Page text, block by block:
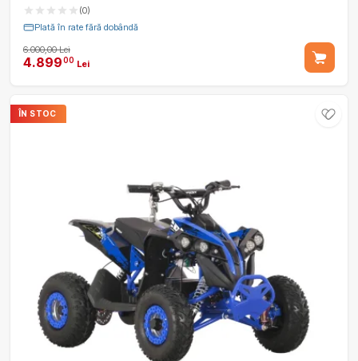
(0)
Plată în rate fără dobândă
6.000,00 Lei
4.89900 Lei
ÎN STOC